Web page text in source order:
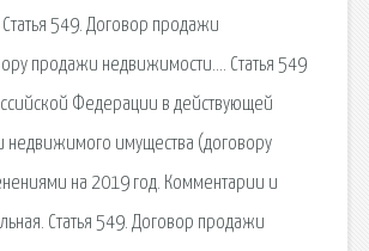
549. Договор продажи
продажи недвижимости…. Статья 549
Федерации в действующей
недвижимого имущества (договору
на 2019 год. Комментарии и
Статья 549. Договор продажи